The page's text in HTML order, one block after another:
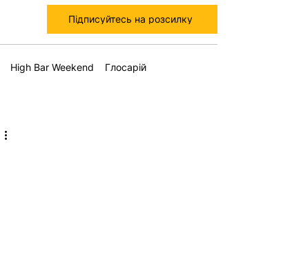
Підписуйтесь на розсилку
High Bar Weekend Глосарій